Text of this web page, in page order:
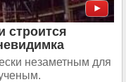
строится
незаметным для